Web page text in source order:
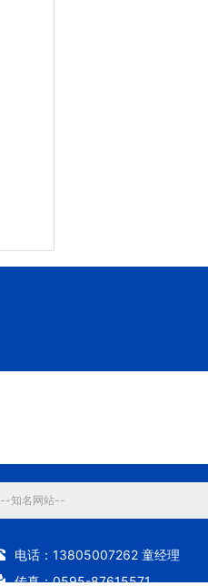
--知名网站--
电话：13805007262 童经理
传真：0595-87615571